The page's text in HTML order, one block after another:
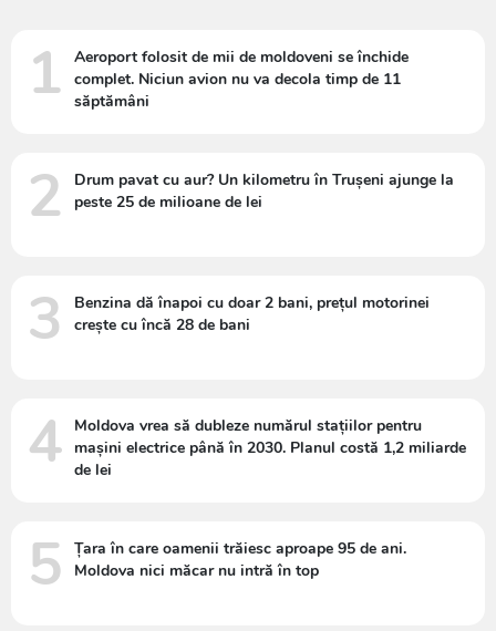
1
Aeroport folosit de mii de moldoveni se închide
complet. Niciun avion nu va decola timp de 11
săptămâni
2
Drum pavat cu aur? Un kilometru în Trușeni ajunge la
peste 25 de milioane de lei
3
Benzina dă înapoi cu doar 2 bani, prețul motorinei
crește cu încă 28 de bani
4
Moldova vrea să dubleze numărul stațiilor pentru
mașini electrice până în 2030. Planul costă 1,2 miliarde
de lei
5
Țara în care oamenii trăiesc aproape 95 de ani.
Moldova nici măcar nu intră în top